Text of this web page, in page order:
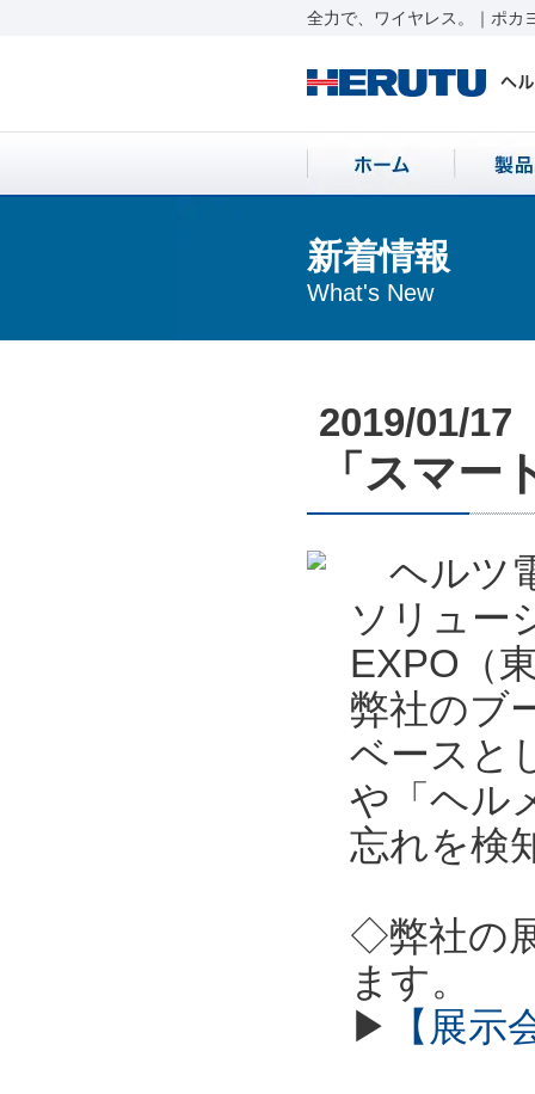
全力で、ワイヤレス。｜ポカ
新着情報
What's New
2019/01/17
「スマー
ヘルツ
ソリュー
EXPO（
弊社のブ
ベースと
や「ヘル
忘れを検
◇弊社の
ます。
▶
【展